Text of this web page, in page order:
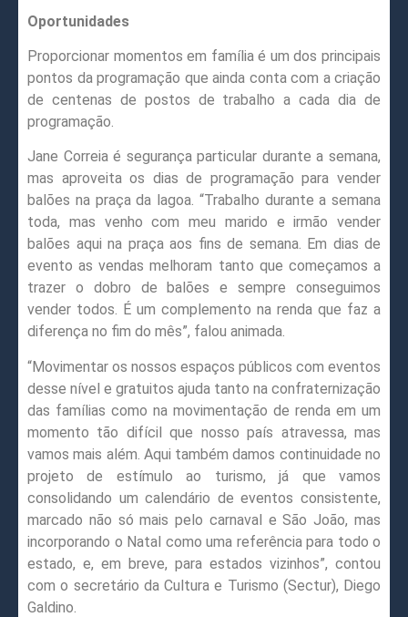
Oportunidades
Proporcionar momentos em família é um dos principais
pontos da programação que ainda conta com a criação
de centenas de postos de trabalho a cada dia de
programação.
Jane Correia é segurança particular durante a semana,
mas aproveita os dias de programação para vender
balões na praça da lagoa. “Trabalho durante a semana
toda, mas venho com meu marido e irmão vender
balões aqui na praça aos fins de semana. Em dias de
evento as vendas melhoram tanto que começamos a
trazer o dobro de balões e sempre conseguimos
vender todos. É um complemento na renda que faz a
diferença no fim do mês”, falou animada.
“Movimentar os nossos espaços públicos com eventos
desse nível e gratuitos ajuda tanto na confraternização
das famílias como na movimentação de renda em um
momento tão difícil que nosso país atravessa, mas
vamos mais além. Aqui também damos continuidade no
projeto de estímulo ao turismo, já que vamos
consolidando um calendário de eventos consistente,
marcado não só mais pelo carnaval e São João, mas
incorporando o Natal como uma referência para todo o
estado, e, em breve, para estados vizinhos”, contou
com o secretário da Cultura e Turismo (Sectur), Diego
Galdino.